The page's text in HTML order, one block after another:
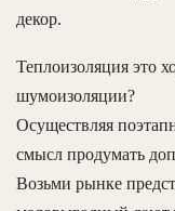
декор.
Теплоизоляция это
шумоизоляции?
Осуществляя
смысл продумать
Возьми рынке